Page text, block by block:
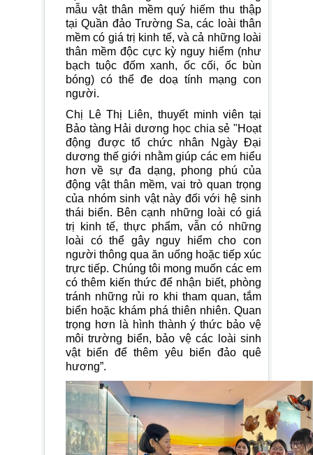
mẫu vật thân mềm quý hiếm thu thập
tại Quần đảo Trường Sa, các loài thân
mềm có giá trị kinh tế, và cả những loài
thân mềm độc cực kỳ nguy hiểm (như
bạch tuộc đốm xanh, ốc cối, ốc bùn
bóng) có thể đe doạ tính mạng con
người.
Chị Lê Thị Liên, thuyết minh viên tại
Bảo tàng Hải dương học chia sẻ "Hoạt
động được tổ chức nhân Ngày Đại
dương thế giới nhằm giúp các em hiểu
hơn về sự đa dạng, phong phú của
động vật thân mềm, vai trò quan trọng
của nhóm sinh vật này đối với hệ sinh
thái biển. Bên cạnh những loài có giá
trị kinh tế, thực phẩm, vẫn có những
loài có thể gây nguy hiểm cho con
người thông qua ăn uống hoặc tiếp xúc
trực tiếp. Chúng tôi mong muốn các em
có thêm kiến thức để nhận biết, phòng
tránh những rủi ro khi tham quan, tắm
biển hoặc khám phá thiên nhiên. Quan
trọng hơn là hình thành ý thức bảo vệ
môi trường biển, bảo vệ các loài sinh
vật biển để thêm yêu biển đảo quê
hương”.